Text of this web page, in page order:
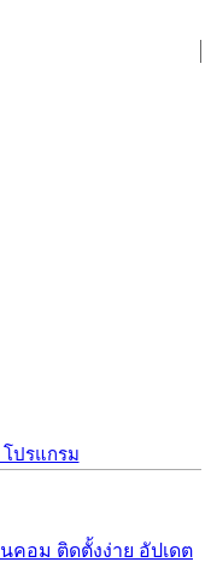
ปรแกรม
คอม ติดตั้งง่าย อัปเดต